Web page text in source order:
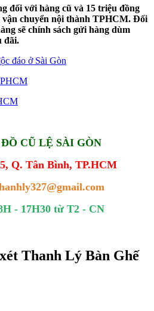
đối với hàng cũ và 15 triệu đồng
chuyển nội thành TPHCM. Đối
sẽ chính sách gửi hàng dùm
đãi.
đáo ở Sài Gòn
CŨ LỆ SÀI GÒN
Q. Tân Bình, TP.HCM
- 17H30 từ T2 - CN
Thanh Lý Bàn Ghế